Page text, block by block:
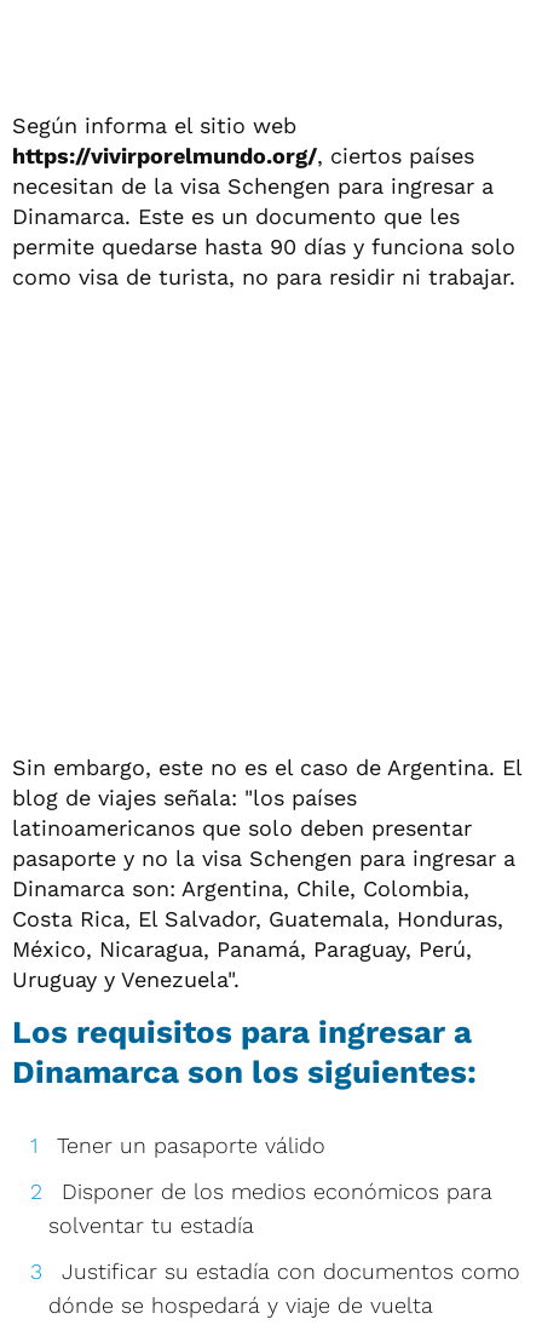
Según informa el sitio web
https://vivirporelmundo.org/, ciertos países
necesitan de la visa Schengen para ingresar a
Dinamarca. Este es un documento que les
permite quedarse hasta 90 días y funciona solo
como visa de turista, no para residir ni trabajar.
Sin embargo, este no es el caso de Argentina. El
blog de viajes señala: "los países
latinoamericanos que solo deben presentar
pasaporte y no la visa Schengen para ingresar a
Dinamarca son: Argentina, Chile, Colombia,
Costa Rica, El Salvador, Guatemala, Honduras,
México, Nicaragua, Panamá, Paraguay, Perú,
Uruguay y Venezuela".
Los requisitos para ingresar a
Dinamarca son los siguientes:
Tener un pasaporte válido
Disponer de los medios económicos para
solventar tu estadía
Justificar su estadía con documentos como
dónde se hospedará y viaje de vuelta